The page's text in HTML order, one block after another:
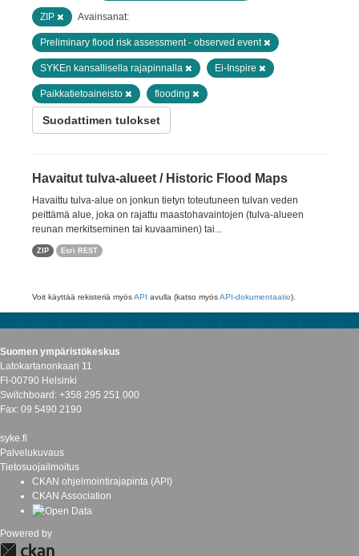
ZIP Avainsanat:
Preliminary flood risk assessment - observed event
SYKEn kansallisella rajapinnalla Ei-Inspire
Paikkatietoaineisto flooding
Suodattimen tulokset
Havaitut tulva-alueet / Historic Flood Maps
Havaittu tulva-alue on jonkun tietyn toteutuneen tulvan veden
peittämä alue, joka on rajattu maastohavaintojen (tulva-alueen
reunan merkitseminen tai kuvaaminen) tai...
ZIP Esri REST
Voit käyttää rekisteriä myösAPI avulla (katso myösAPI-dokumentaatio).
Suomen ympäristökeskus
Latokartanonkaari 11
FI-00790 Helsinki
Switchboard: +358 295 251 000
Fax: 09 5490 2190
syke.fi
Palvelukuvaus
Tietosuojailmoitus
CKAN ohjelmointirajapinta (API)
CKAN Association
Powered by